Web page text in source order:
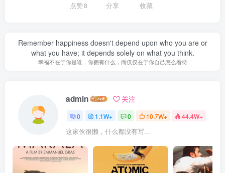
点赞8 分享 收藏
Remember happiness doesn't depend upon who you are or
what you have; it depends solely on what you think.
幸福不在于你是谁，你拥有什么，而仅仅在于你自己怎么看待
admin 关注
0 1.1W+ 0 10.7W+ 44.4W+
这家伙很懒，什么都没有写...